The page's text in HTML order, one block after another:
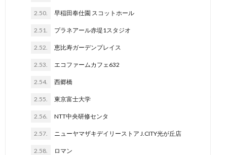
2.50. 早稲田奉仕園 スコットホール
2.51. プラネアール赤堤1スタジオ
2.52. 恵比寿ガーデンプレイス
2.53. エコファームカフェ632
2.54. 西郷橋
2.55. 東京富士大学
2.56. NTT中央研修センタ
2.57. ニューヤマザキデイリーストア J.CITY光が丘店
2.58. ロマン